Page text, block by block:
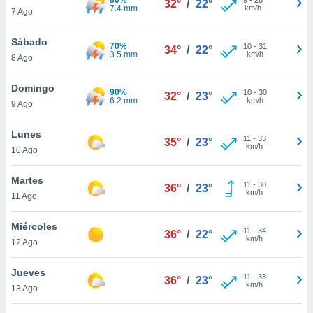
más
nuestra
y
de
disponible
cookies
aceptar
7 Ago
7.4 mm
32° / 22°
km/h
Sábado
8 Ago
70%
3.5 mm
34° / 22° 10- 31
km/h
Domingo
9 Ago
90%
6.2 mm
32° / 23° 10- 30
km/h
Lunes
10 Ago
35° / 23° 11 - 33
km/h
Martes
11 Ago
36° / 23° 11 - 30
km/h
Miércoles
12 Ago
36° / 22° 11 - 34
km/h
Jueves
13 Ago
36° / 23° 11 - 33
km/h